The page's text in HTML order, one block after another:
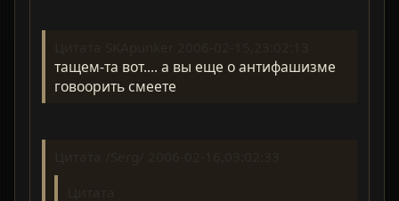
тащем-та вот.... а вы еще о антифашизме
говоорить смеете